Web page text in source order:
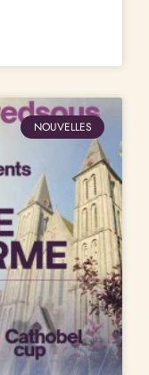
NOUVELLES